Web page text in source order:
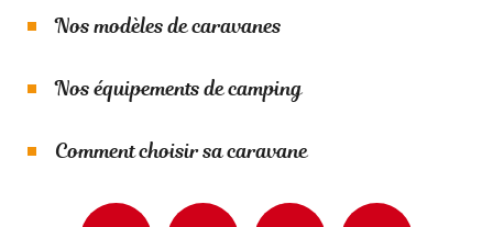
Nos modèles de caravanes
Nos équipements de camping
Comment choisir sa caravane